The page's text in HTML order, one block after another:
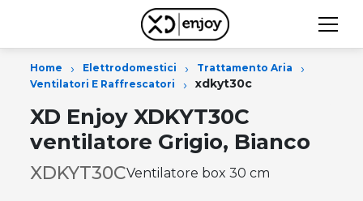
Home › Elettrodomestici › Trattamento Aria ›
Ventilatori E Raffrescatori › xdkyt30c
XD Enjoy XDKYT30C
ventilatore Grigio, Bianco
XDKYT30CVentilatore box 30 cm